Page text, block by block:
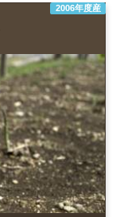
2006年度産